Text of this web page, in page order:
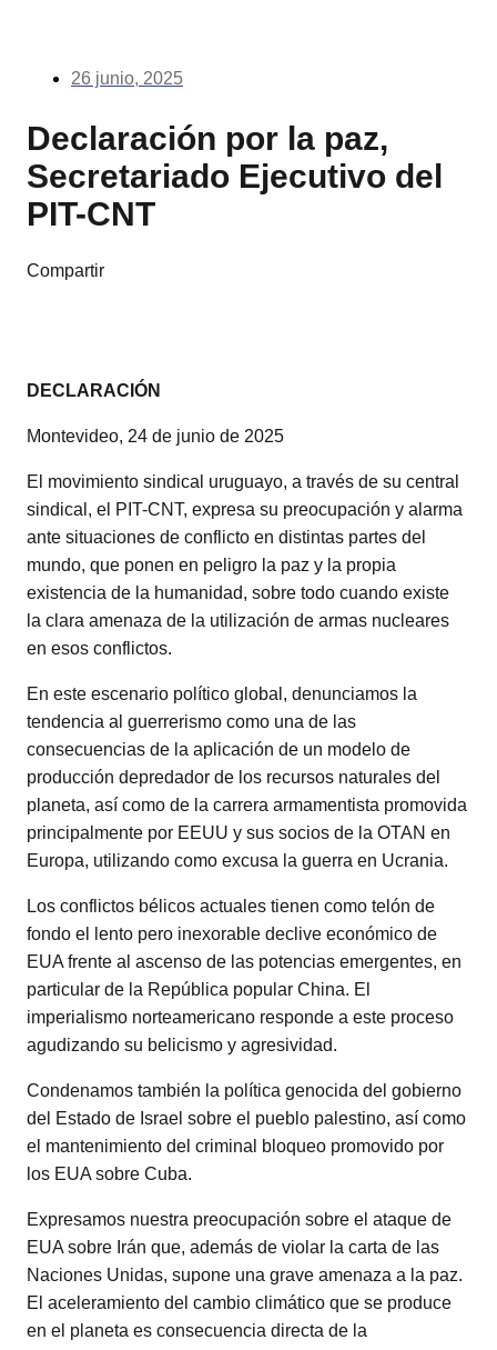
26 junio, 2025
Declaración por la paz,
Secretariado Ejecutivo del
PIT-CNT
Compartir
DECLARACIÓN
Montevideo, 24 de junio de 2025
El movimiento sindical uruguayo, a través de su central
sindical, el PIT-CNT, expresa su preocupación y alarma
ante situaciones de conflicto en distintas partes del
mundo, que ponen en peligro la paz y la propia
existencia de la humanidad, sobre todo cuando existe
la clara amenaza de la utilización de armas nucleares
en esos conflictos.
En este escenario político global, denunciamos la
tendencia al guerrerismo como una de las
consecuencias de la aplicación de un modelo de
producción depredador de los recursos naturales del
planeta, así como de la carrera armamentista promovida
principalmente por EEUU y sus socios de la OTAN en
Europa, utilizando como excusa la guerra en Ucrania.
Los conflictos bélicos actuales tienen como telón de
fondo el lento pero inexorable declive económico de
EUA frente al ascenso de las potencias emergentes, en
particular de la República popular China. El
imperialismo norteamericano responde a este proceso
agudizando su belicismo y agresividad.
Condenamos también la política genocida del gobierno
del Estado de Israel sobre el pueblo palestino, así como
el mantenimiento del criminal bloqueo promovido por
los EUA sobre Cuba.
Expresamos nuestra preocupación sobre el ataque de
EUA sobre Irán que, además de violar la carta de las
Naciones Unidas, supone una grave amenaza a la paz.
El aceleramiento del cambio climático que se produce
en el planeta es consecuencia directa de la